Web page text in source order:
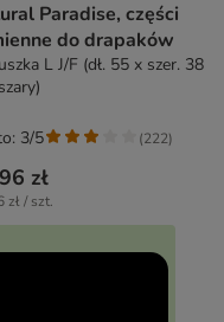
Paradise, części
do drapaków
L J/F (dł. 55 x szer. 38
zł
zł / szt.
3/5 (222)